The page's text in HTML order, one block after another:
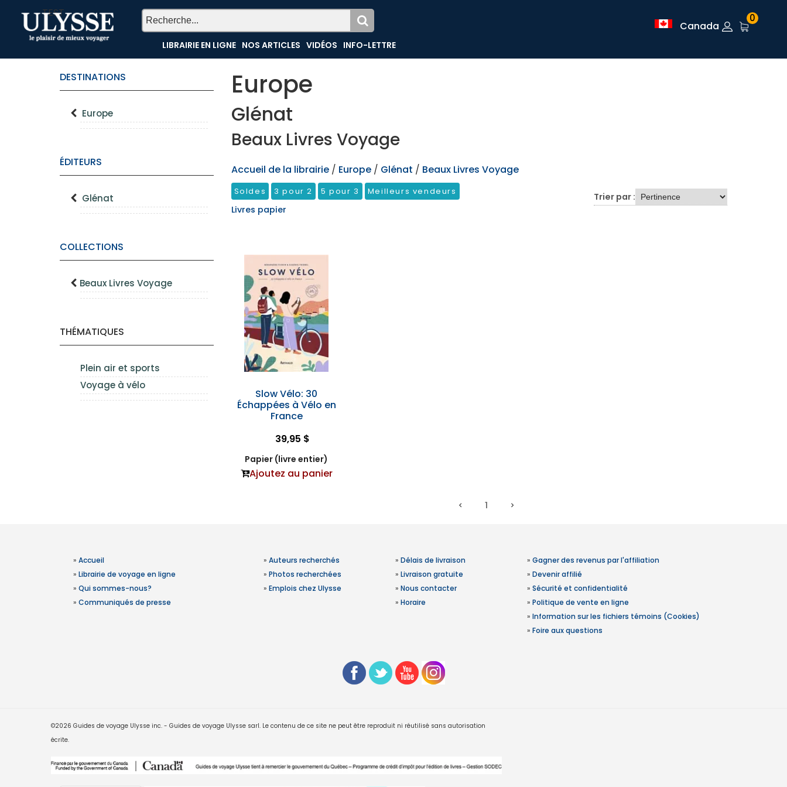
TEST
LIBRAIRIE EN LIGNE NOS ARTICLES VIDÉOS INFO-LETTRE
Canada
0
DESTINATIONS
Europe
ÉDITEURS
Glénat
COLLECTIONS
Beaux Livres Voyage
THÉMATIQUES
Plein air et sports
Voyage à vélo
Europe
Glénat
Beaux Livres Voyage
Accueil de la librairie / Europe / Glénat / Beaux Livres Voyage
Soldes 3 pour 2 5 pour 3 Meilleurs vendeurs
Livres papier
Trier par :
Slow Vélo: 30
Échappées à Vélo en
France
39,95 $
Papier (livre entier)
Ajoutez au panier
1
» Accueil
» Librairie de voyage en ligne
» Qui sommes-nous?
» Communiqués de presse
» Auteurs recherchés
» Photos recherchées
» Emplois chez Ulysse
» Délais de livraison
» Livraison gratuite
» Nous contacter
» Horaire
» Gagner des revenus par l'affiliation
» Devenir affilié
» Sécurité et confidentialité
» Politique de vente en ligne
» Information sur les fichiers témoins (Cookies)
» Foire aux questions
©2026 Guides de voyage Ulysse inc. - Guides de voyage Ulysse sarl. Le contenu de ce site ne peut être reproduit ni réutilisé sans autorisation
écrite.